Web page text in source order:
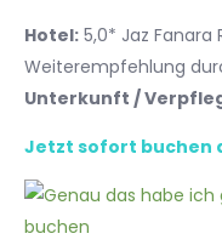
Hotel: 5,0* Jaz Fanara
Weiterempfehlung
Unterkunft /
Jetzt sofort buchen